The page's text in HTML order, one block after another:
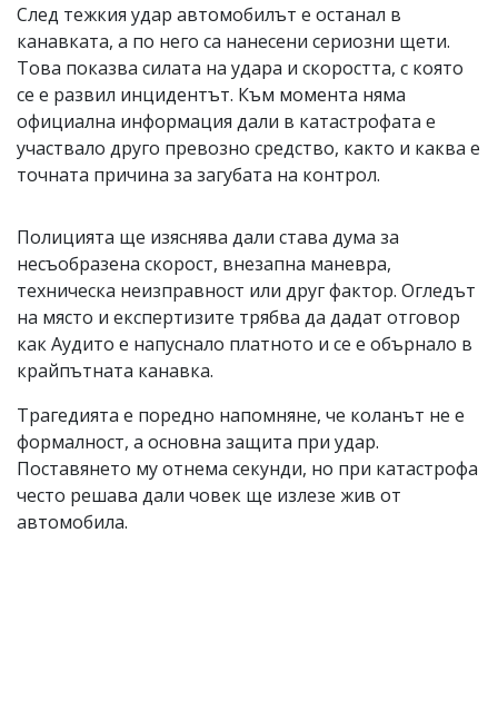
След тежкия удар автомобилът е останал в
канавката, а по него са нанесени сериозни щети.
Това показва силата на удара и скоростта, с която
се е развил инцидентът. Към момента няма
официална информация дали в катастрофата е
участвало друго превозно средство, както и каква е
точната причина за загубата на контрол.
Полицията ще изяснява дали става дума за
несъобразена скорост, внезапна маневра,
техническа неизправност или друг фактор. Огледът
на място и експертизите трябва да дадат отговор
как Аудито е напуснало платното и се е обърнало в
крайпътната канавка.
Трагедията е поредно напомняне, че коланът не е
формалност, а основна защита при удар.
Поставянето му отнема секунди, но при катастрофа
често решава дали човек ще излезе жив от
автомобила.